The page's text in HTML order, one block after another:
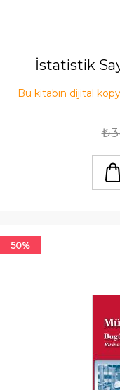
İstatistik
Bu kitabın dijital
50%